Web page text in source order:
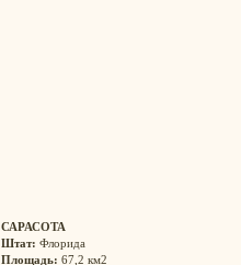
САРАСОТА
Штат: Флорида
Площадь: 67,2 км2